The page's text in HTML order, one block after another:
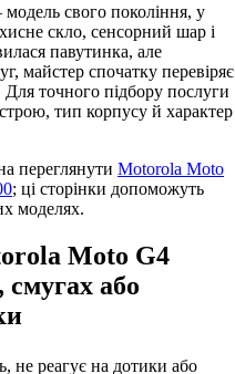
свого покоління, у
скло, сенсорний шар і
павутинка, але
майстер спочатку перевіряє
точного підбору послуги
тип корпусу й характер
переглянути Motorola Moto
; ці сторінки допоможуть
моделях.
Moto G4
або
не реагує на дотики або